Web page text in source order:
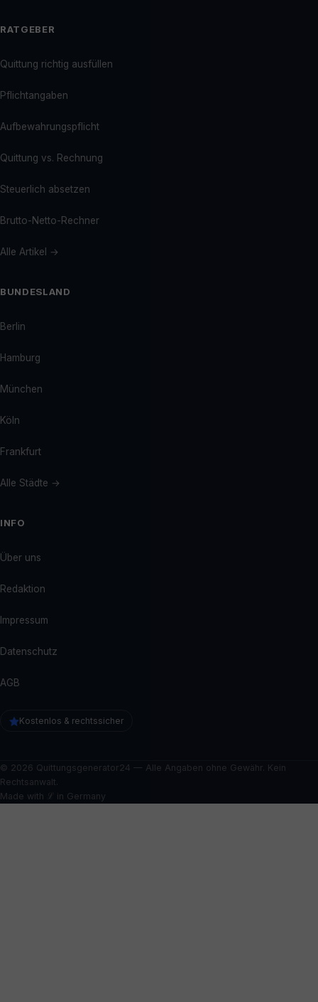
RATGEBER
Quittung richtig ausfüllen
Pflichtangaben
Aufbewahrungspflicht
Quittung vs. Rechnung
Steuerlich absetzen
Brutto-Netto-Rechner
Alle Artikel →
BUNDESLAND
Berlin
Hamburg
München
Köln
Frankfurt
Alle Städte →
INFO
Über uns
Redaktion
Impressum
Datenschutz
AGB
Kostenlos & rechtssicher
© 2026 Quittungsgenerator24 — Alle Angaben ohne Gewähr. Kein
Rechtsanwalt.
Made with ℒ in Germany